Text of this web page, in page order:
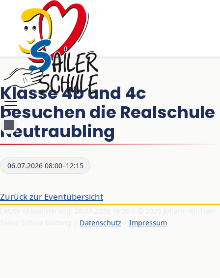
Klasse 4b und 4c
besuchen die Realschule
Neutraubling
06.07.2026 08:00–12:15
Zurück zur Eventübersicht
Datenschutz Impressum